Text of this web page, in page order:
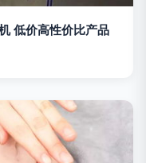
低价高性价比产品